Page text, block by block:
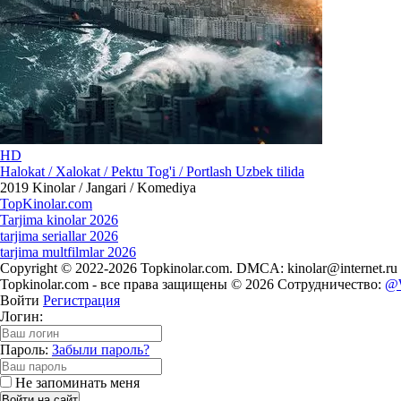
HD
Halokat / Xalokat / Pektu Tog'i / Portlash Uzbek tilida
2019 Kinolar / Jangari / Komediya
TopKinolar.com
Tarjima kinolar 2026
tarjima seriallar 2026
tarjima multfilmlar 2026
Copyright © 2022-2026 Topkinolar.com. DMCA: kinolar@internet.ru
Topkinolar.com - все права защищены © 2026 Сотрудничество:
Войти Регистрация
Логин:
Пароль: Забыли пароль?
Не запоминать меня